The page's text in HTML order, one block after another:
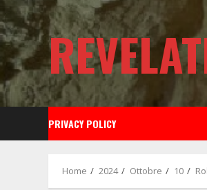
Skip
to
content
PRIVACY POLICY
Home 2024 Ottobre 10